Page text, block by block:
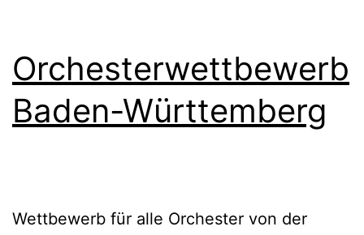
Orchesterwettbewerb
Baden-Württemberg
Wettbewerb für alle Orchester von der